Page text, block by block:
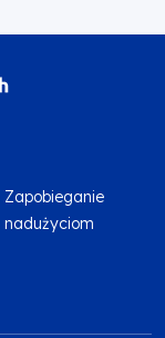
Zapobieganie
nadużyciom